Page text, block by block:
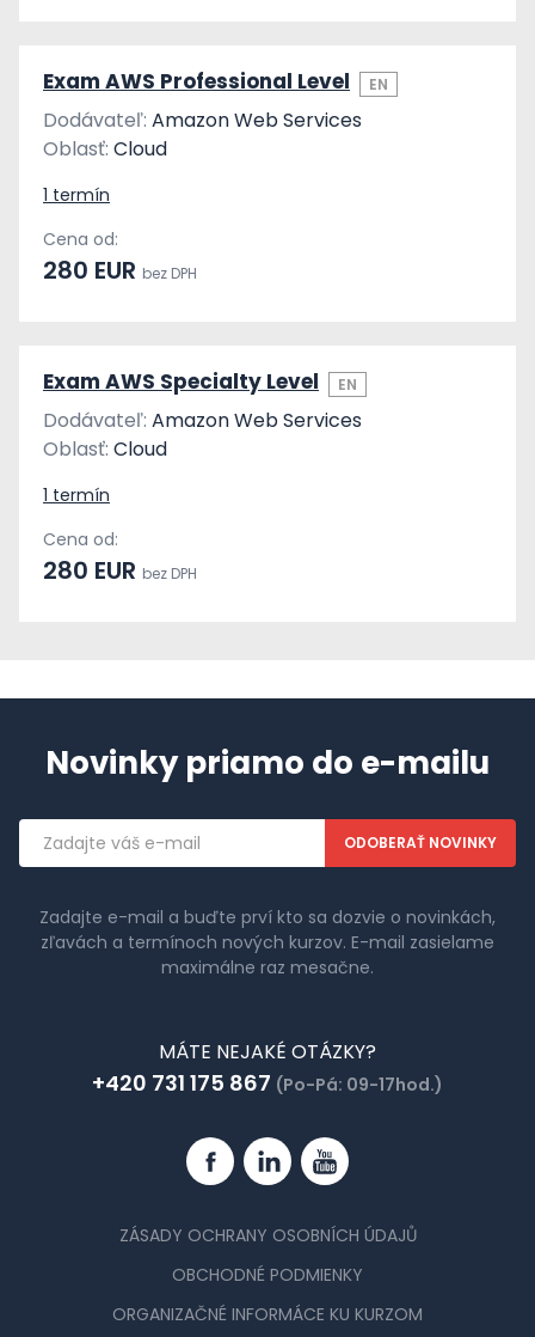
Exam AWS Professional Level EN
Dodávateľ: Amazon Web Services
Oblasť: Cloud
1 termín
Cena od:
280 EUR bez DPH
Exam AWS Specialty Level EN
Dodávateľ: Amazon Web Services
Oblasť: Cloud
1 termín
Cena od:
280 EUR bez DPH
Novinky priamo do e-mailu
Emailová
adresa
Zadajte e-mail a buďte prví kto sa dozvie o novinkách,
zľavách a termínoch nových kurzov. E-mail zasielame
maximálne raz mesačne.
MÁTE NEJAKÉ OTÁZKY?
+420 731 175 867 (Po-Pá: 09-17hod.)
FacebookLinkedinYouTube
ZÁSADY OCHRANY OSOBNÍCH ÚDAJŮ
OBCHODNÉ PODMIENKY
ORGANIZAČNÉ INFORMÁCE KU KURZOM